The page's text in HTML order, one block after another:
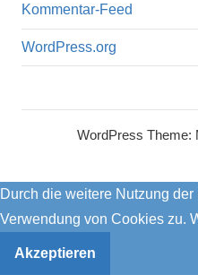
Kommentar-Feed
WordPress.org
WordPress Theme:
Durch die weitere Nutzung
Verwendung von Cookies zu.
Akzeptieren